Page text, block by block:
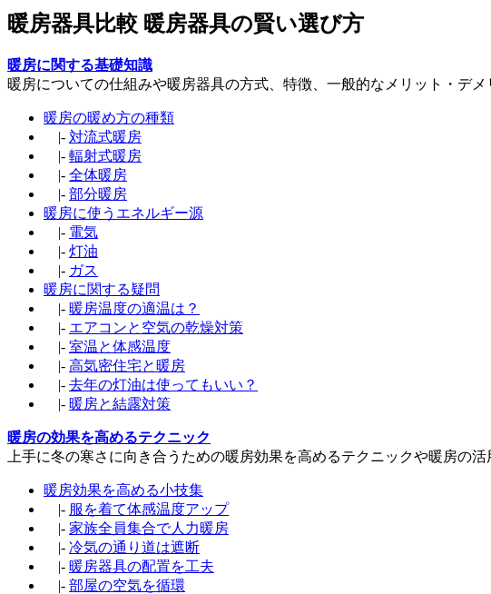
暖房器具比較 暖房器具の賢い選び方
暖房に関する基礎知識
暖房についての仕組みや暖房器具の方式、特徴、一般的なメリット・デメ
暖房の暖め方の種類
|- 対流式暖房
|- 輻射式暖房
|- 全体暖房
|- 部分暖房
暖房に使うエネルギー源
|- 電気
|- 灯油
|- ガス
暖房に関する疑問
|- 暖房温度の適温は？
|- エアコンと空気の乾燥対策
|- 室温と体感温度
|- 高気密住宅と暖房
|- 去年の灯油は使ってもいい？
|- 暖房と結露対策
暖房の効果を高めるテクニック
上手に冬の寒さに向き合うための暖房効果を高めるテクニックや暖房の活
暖房効果を高める小技集
|- 服を着て体感温度アップ
|- 家族全員集合で人力暖房
|- 冷気の通り道は遮断
|- 暖房器具の配置を工夫
|- 部屋の空気を循環